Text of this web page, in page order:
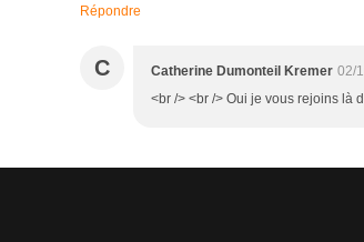
Répondre
C Catherine Dumonteil Kremer 02/
<br /> <br /> Oui je vous rejoins là